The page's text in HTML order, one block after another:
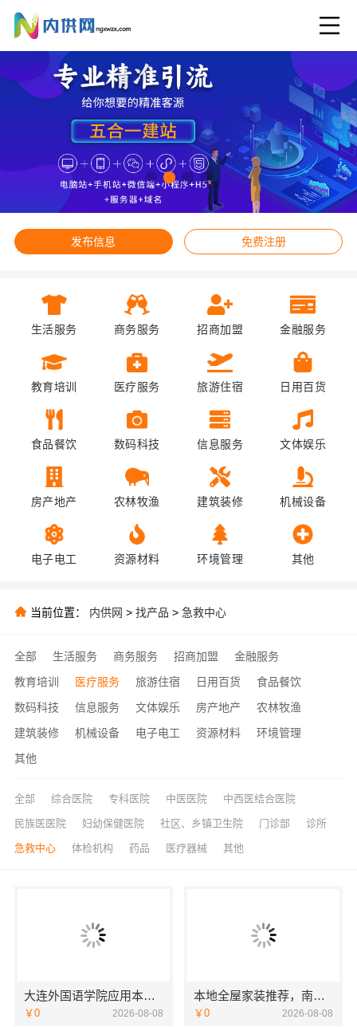
发布信息 免费注册
生活服务 商务服务 招商加盟 金融服务
教育培训 医疗服务 旅游住宿 日用百货
食品餐饮 数码科技 信息服务 文体娱乐
房产地产 农林牧渔 建筑装修 机械设备
电子电工 资源材料 环境管理 其他
当前位置： 内供网 > 找产品 > 急救中心
全部 生活服务 商务服务 招商加盟
金融服务
教育培训
医疗服务 旅游住宿 日用百货
食品餐饮
数码科技
信息服务 文体娱乐 房产地产
农林牧渔
建筑装修
机械设备 电子电工 资源材料
环境管理
其他
全部 综合医院 专科医院 中医医院 中西医结合医院
民族医医院 妇幼保健医院 社区、乡镇卫生院 门诊部 诊所
急救中心 体检机构 药品 医疗器械 其他
大连外国语学院应用本科服务资讯报名电话
￥0 2026-08-08
本地全屋家装推荐，南通宏域全宅装饰建材有限公司口碑之选
￥0 2026-08-08